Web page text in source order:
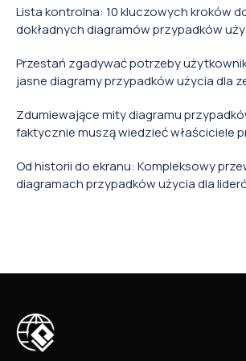
Lista kontrolna: 10 kluczowych kroków
dokładnych diagramów przypadków
Przestań zgadywać potrzeby
jasne diagramy przypadków użycia dla
Zdumiewające mity diagramu
faktycznie muszą wiedzieć właściciele
Od historii do ekranu: Kompleksowy
diagramach przypadków użycia dla